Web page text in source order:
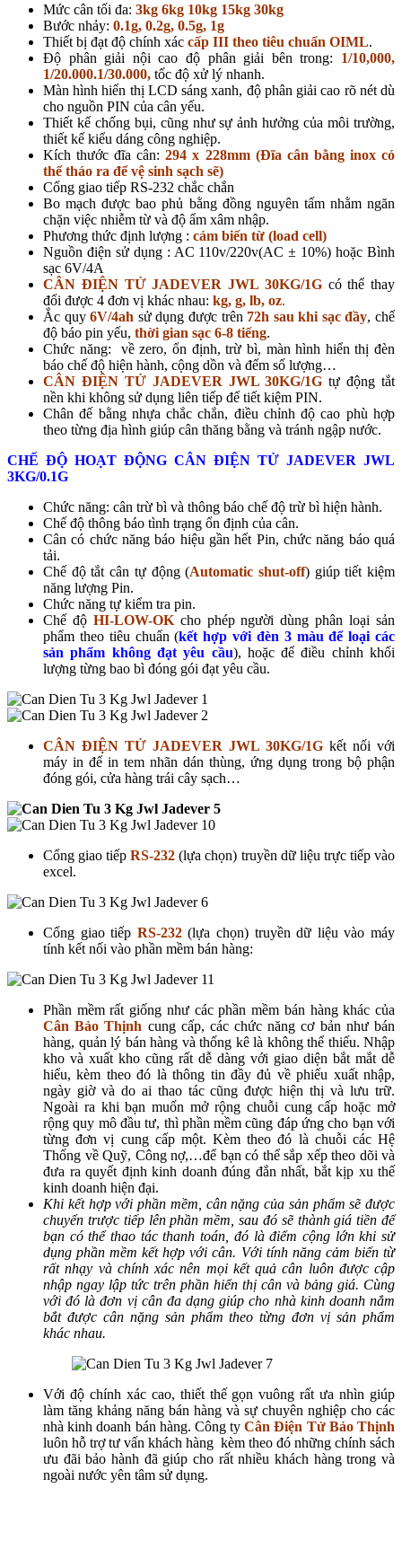
Mức cân tối đa: 3kg 6kg 10kg 15kg 30kg
Bước nhảy: 0.1g, 0.2g, 0.5g, 1g
Thiết bị đạt độ chính xác cấp III theo tiêu chuẩn OIML.
Độ phân giải nội cao độ phân giải bên trong: 1/10,000,
1/20.000.1/30.000, tốc độ xử lý nhanh.
Màn hình hiển thị LCD sáng xanh, độ phân giải cao rõ nét dù
cho nguồn PIN của cân yếu.
Thiết kế chống bụi, cũng như sự ảnh hưởng của môi trường,
thiết kế kiểu dáng công nghiệp.
Kích thước đĩa cân:294 x 228mm (Đĩa cân bằng inox có
thể tháo ra để vệ sinh sạch sẽ)
Cổng giao tiếp RS-232 chắc chắn
Bo mạch được bao phủ bằng đồng nguyên tấm nhằm ngăn
chặn việc nhiễm từ và độ ẩm xâm nhập.
Phương thức định lượng : cảm biến từ (load cell)
Nguồn điện sử dụng : AC 110v/220v(AC ± 10%) hoặc Bình
sạc 6V/4A
CÂN ĐIỆN TỬ JADEVER JWL 30KG/1Gcó thể thay
đổi được 4 đơn vị khác nhau: kg, g, lb, oz.
Ắc quy6V/4ah sử dụng được trên 72h sau khi sạc đầy, chế
độ báo pin yếu, thời gian sạc 6-8 tiếng.
Chức năng: về zero, ổn định, trừ bì, màn hình hiển thị đèn
báo chế độ hiện hành, cộng dồn và đếm số lượng…
CÂN ĐIỆN TỬ JADEVER JWL 30KG/1G tự động tắt
nền khi không sử dụng liên tiếp để tiết kiệm PIN.
Chân đế bằng nhựa chắc chắn, điều chỉnh độ cao phù hợp
theo từng địa hình giúp cân thăng bằng và tránh ngập nước.
CHẾ ĐỘ HOẠT ĐỘNG CÂN ĐIỆN TỬ JADEVER JWL
3KG/0.1G
Chức năng: cân trừ bì và thông báo chế độ trừ bì hiện hành.
Chế độ thông báo tình trạng ổn định của cân.
Cân có chức năng báo hiệu gần hết Pin, chức năng báo quá
tải.
Chế độ tắt cân tự động (Automatic shut-off) giúp tiết kiệm
năng lượng Pin.
Chức năng tự kiểm tra pin.
Chế độ HI-LOW-OKcho phép người dùng phân loại sản
phẩm theo tiêu chuẩn (kết hợp với đèn 3 màu để loại các
sản phẩm không đạt yêu cầu), hoặc để điều chỉnh khối
lượng từng bao bì đóng gói đạt yêu cầu.
CÂN ĐIỆN TỬ JADEVER JWL 30KG/1G kết nối với
máy in để in tem nhãn dán thùng, ứng dụng trong bộ phận
đóng gói, cửa hàng trái cây sạch…
Cổng giao tiếpRS-232(lựa chọn) truyền dữ liệu trực tiếp vào
excel.
Cổng giao tiếp RS-232(lựa chọn) truyền dữ liệu vào máy
tính kết nối vào phần mềm bán hàng:
Phần mềm rất giống như các phần mềm bán hàng khác của
Cân Bảo Thịnh cung cấp, các chức năng cơ bản như bán
hàng, quản lý bán hàng và thống kê là không thể thiếu. Nhập
kho và xuất kho cũng rất dễ dàng với giao diện bắt mắt dễ
hiểu, kèm theo đó là thông tin đầy đủ về phiếu xuất nhập,
ngày giờ và do ai thao tác cũng được hiện thị và lưu trữ.
Ngoài ra khi bạn muốn mở rộng chuỗi cung cấp hoặc mở
rộng quy mô đầu tư, thì phần mềm cũng đáp ứng cho bạn với
từng đơn vị cung cấp một. Kèm theo đó là chuỗi các Hệ
Thống về Quỹ, Công nợ,…để bạn có thể sắp xếp theo dõi và
đưa ra quyết định kinh doanh đúng đắn nhất, bắt kịp xu thế
kinh doanh hiện đại.
Khi kết hợp với phần mềm, cân nặng của sản phẩm sẽ được
chuyển trược tiếp lên phần mềm, sau đó sẽ thành giá tiền để
bạn có thể thao tác thanh toán, đó là điểm cộng lớn khi sử
dụng phần mềm kết hợp với cân. Với tính năng cảm biến từ
rất nhạy và chính xác nên mọi kết quả cân luôn được cập
nhập ngay lập tức trên phần hiển thị cân và bảng giá. Cùng
với đó là đơn vị cân đa dạng giúp cho nhà kinh doanh nắm
bắt được cân nặng sản phẩm theo từng đơn vị sản phẩm
khác nhau.
Với độ chính xác cao, thiết thế gọn vuông rất ưa nhìn giúp
làm tăng khảng năng bán hàng và sự chuyên nghiệp cho các
nhà kinh doanh bán hàng. Công tyCân Điện Tử Bảo Thịnh
luôn hỗ trợ tư vấn khách hàng kèm theo đó những chính sách
ưu đãi bảo hành đã giúp cho rất nhiều khách hàng trong và
ngoài nước yên tâm sử dụng.